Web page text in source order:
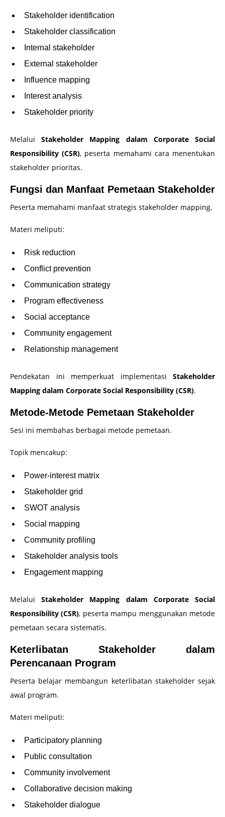
Stakeholder identification
Stakeholder classification
Internal stakeholder
External stakeholder
Influence mapping
Interest analysis
Stakeholder priority
MelaluiStakeholder Mapping dalam Corporate Social
Responsibility (CSR), peserta memahami cara menentukan
stakeholder prioritas.
Fungsi dan Manfaat Pemetaan Stakeholder
Peserta memahami manfaat strategis stakeholder mapping.
Materi meliputi:
Risk reduction
Conflict prevention
Communication strategy
Program effectiveness
Social acceptance
Community engagement
Relationship management
Pendekatan ini memperkuat implementasi Stakeholder
Mapping dalam Corporate Social Responsibility (CSR).
Metode-Metode Pemetaan Stakeholder
Sesi ini membahas berbagai metode pemetaan.
Topik mencakup:
Power-interest matrix
Stakeholder grid
SWOT analysis
Social mapping
Community profiling
Stakeholder analysis tools
Engagement mapping
MelaluiStakeholder Mapping dalam Corporate Social
Responsibility (CSR), peserta mampu menggunakan metode
pemetaan secara sistematis.
Keterlibatan Stakeholder dalam
Perencanaan Program
Peserta belajar membangun keterlibatan stakeholder sejak
awal program.
Materi meliputi:
Participatory planning
Public consultation
Community involvement
Collaborative decision making
Stakeholder dialogue